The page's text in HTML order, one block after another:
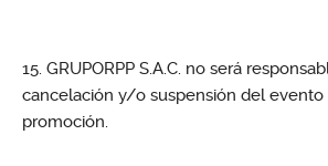
GRUPORPP S.A.C. no será
cancelación y/o suspensión del
promoción.